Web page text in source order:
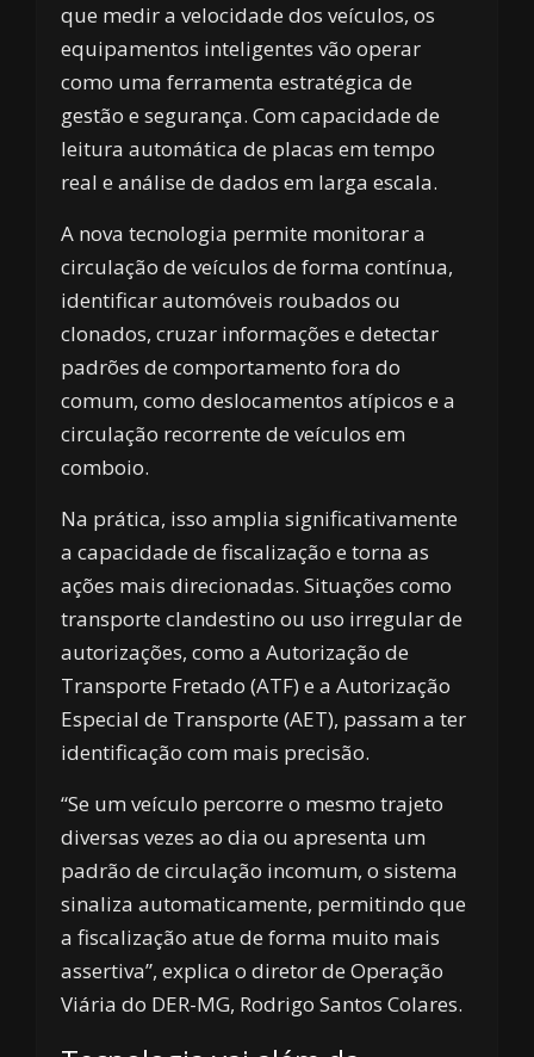
que medir a velocidade dos veículos, os
equipamentos inteligentes vão operar
como uma ferramenta estratégica de
gestão e segurança. Com capacidade de
leitura automática de placas em tempo
real e análise de dados em larga escala.
A nova tecnologia permite monitorar a
circulação de veículos de forma contínua,
identificar automóveis roubados ou
clonados, cruzar informações e detectar
padrões de comportamento fora do
comum, como deslocamentos atípicos e a
circulação recorrente de veículos em
comboio.
Na prática, isso amplia significativamente
a capacidade de fiscalização e torna as
ações mais direcionadas. Situações como
transporte clandestino ou uso irregular de
autorizações, como a Autorização de
Transporte Fretado (ATF) e a Autorização
Especial de Transporte (AET), passam a ter
identificação com mais precisão.
“Se um veículo percorre o mesmo trajeto
diversas vezes ao dia ou apresenta um
padrão de circulação incomum, o sistema
sinaliza automaticamente, permitindo que
a fiscalização atue de forma muito mais
assertiva”, explica o diretor de Operação
Viária do DER-MG, Rodrigo Santos Colares.